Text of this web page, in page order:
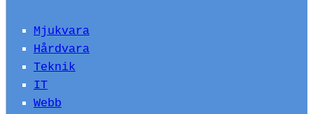
Mjukvara
Hårdvara
Teknik
IT
Webb